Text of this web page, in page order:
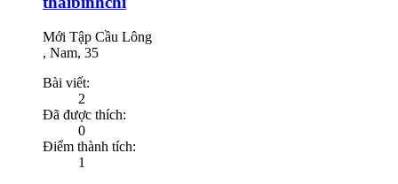
Mới Tập Cầu Lông
, Nam, 35
Bài viết:
2
Đã được thích:
0
Điểm thành tích:
1